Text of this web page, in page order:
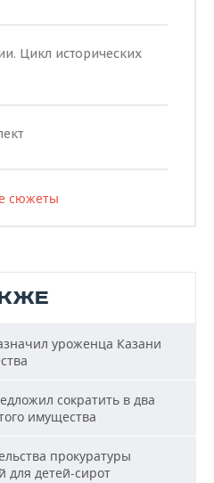
Цикл исторических
сюжеты
уроженца Казани
сократить в два
имущества
прокуратуры
для детей-сирот